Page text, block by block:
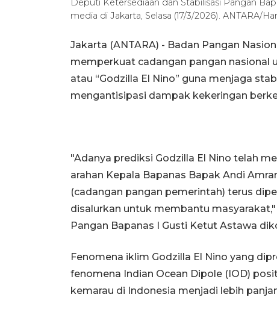
Deputi Ketersediaan dan Stabilisasi Pangan
media di Jakarta, Selasa (17/3/2026). ANTARA/
Jakarta (ANTARA) - Badan Pangan
memperkuat cadangan pangan nasional
atau “Godzilla El Nino” guna menjaga
mengantisipasi dampak kekeringan
"Adanya prediksi Godzilla El Nino telah
arahan Kepala Bapanas Bapak Andi
(cadangan pangan pemerintah) terus
disalurkan untuk membantu
Pangan Bapanas I Gusti Ketut Astawa
Fenomena iklim Godzilla El Nino yang
fenomena Indian Ocean Dipole (IOD)
kemarau di Indonesia menjadi lebih